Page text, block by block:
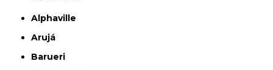
Alphaville
Arujá
Barueri